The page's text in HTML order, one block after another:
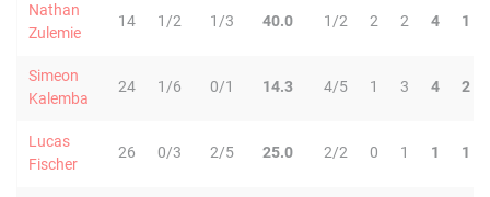
Nathan
Zulemie
14 1/2 1/3 40.0 1/2 2 2 4 1
Simeon
Kalemba
24 1/6 0/1 14.3 4/5 1 3 4 2
Lucas
Fischer
26 0/3 2/5 25.0 2/2 0 1 1 1